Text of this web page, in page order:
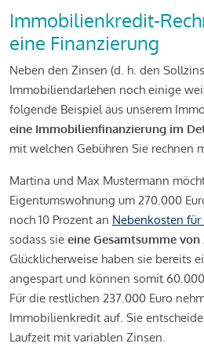
Immobilienkredit-
eine Finanzierung
Neben den Zinsen (d. h. den
Immobiliendarlehen noch einige
folgende Beispiel aus unserem
eine Immobilienfinanzierung im
mit welchen Gebühren Sie rechnen
Martina und Max Mustermann
Eigentumswohnung um 270.000
noch 10 Prozent an Nebenkosten
sodass sie eine Gesamtsumme
Glücklicherweise haben sie bereits
angespart und können somit
Für die restlichen 237.000 Euro
Immobilienkredit auf. Sie
Laufzeit mit variablen Zinsen.